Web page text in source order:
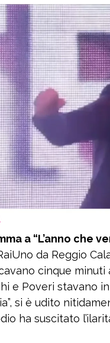
a “L’anno che
da Reggio
cinque minuti
e Poveri stavano
si è udito
ha suscitato